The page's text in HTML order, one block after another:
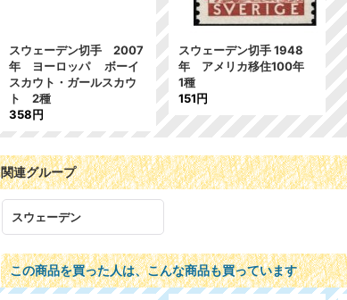
スウェーデン切手 2007
年 ヨーロッパ ボーイ
スカウト・ガールスカウ
ト 2種
358円
スウェーデン切手 1948
年 アメリカ移住100年
1種
151円
関連グループ
スウェーデン
この商品を買った人は、こんな商品も買っています